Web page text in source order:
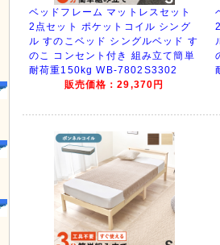
ベッドフレーム マットレスセット
2点セット ポケットコイル シング
ル すのこベッド シングルベッド す
のこ コンセント付き 組み立て簡単
耐荷重150kg WB-7802S3302
販売価格：29,370円